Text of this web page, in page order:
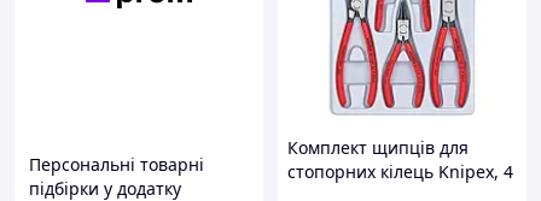
Персональні товарні
підбірки у додатку
Комплект щипців для
стопорних кілець Knipex, 4